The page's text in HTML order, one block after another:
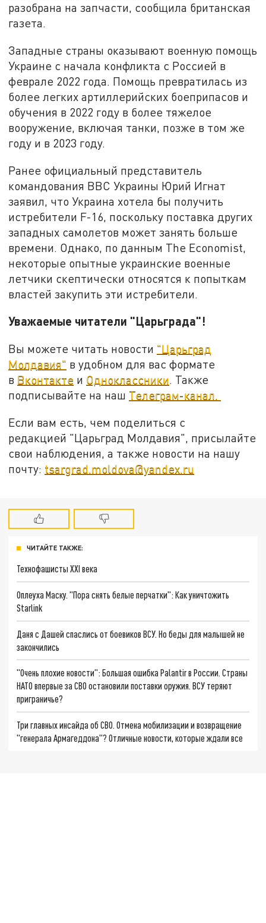
разобрана на запчасти, сообщила британская
газета.
Западные страны оказывают военную помощь
Украине с начала конфликта с Россией в
феврале 2022 года. Помощь превратилась из
более легких артиллерийских боеприпасов и
обучения в 2022 году в более тяжелое
вооружение, включая танки, позже в том же
году и в 2023 году.
Ранее официальный представитель
командования ВВС Украины Юрий Игнат
заявил, что Украина хотела бы получить
истребители F-16, поскольку поставка других
западных самолетов может занять больше
времени. Однако, по данным The Economist,
некоторые опытные украинские военные
летчики скептически относятся к попыткам
властей закупить эти истребители.
Уважаемые читатели "Царьграда"!
Вы можете читать новости "Царьград
Молдавия" в удобном для вас формате
в Вконтакте и Одноклассники. Также
подписывайте на наш Телеграм-канал.
Если вам есть, чем поделиться с
редакцией "Царьград Молдавия", присылайте
свои наблюдения, а также новости на нашу
почту: tsargrad.moldova@yandex.ru
ЧИТАЙТЕ ТАКЖЕ:
Технофашисты XXI века
Оплеуха Маску. "Пора снять белые перчатки": Как уничтожить
Starlink
Даня с Дашей спаслись от боевиков ВСУ. Но беды для малышей не
закончились
"Очень плохие новости": Большая ошибка Palantir в России. Страны
НАТО впервые за СВО остановили поставки оружия. ВСУ теряют
приграничье?
Три главных инсайда об СВО. Отмена мобилизации и возвращение
"генерала Армагеддона"? Отличные новости, которые ждали все